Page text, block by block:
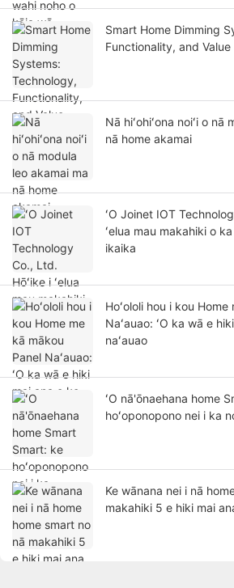
Smart Home Dimming
Functionality, and Value
Nā hiʻohiʻona noiʻi o
nā home akamai
ʻO Joinet IOT
ʻelua mau makahiki o
ikaika
Hoʻololi hou i kou
Naʻauao: ʻO ka wā e
naʻauao
ʻO nā'ōnaehana home
hoʻoponopono nei i ka
Ke wānana nei i nā
makahiki 5 e hiki mai